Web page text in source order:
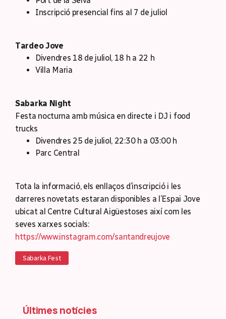
Inscripció presencial fins al 7 de juliol
Tardeo Jove
Divendres 18 de juliol, 18 h a 22 h
Villa Maria
Sabarka Night
Festa nocturna amb música en directe i DJ i food
trucks
Divendres 25 de juliol, 22:30 h a 03:00 h
Parc Central
Tota la informació, els enllaços d’inscripció i les
darreres novetats estaran disponibles a l’Espai Jove
ubicat al Centre Cultural Aigüestoses així com les
seves xarxes socials:
https://www.instagram.com/santandreujove
Sabarka Fest
Últimes notícies